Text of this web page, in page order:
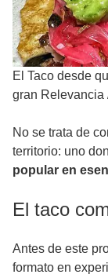
El Taco desde
gran Relevancia
No se trata de
territorio: uno
popular en
El taco
Antes de este
formato en